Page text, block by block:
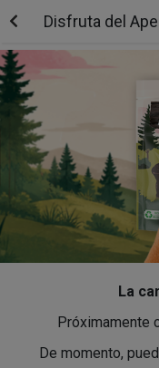
Disfruta del
La
Próximamente
De momento,